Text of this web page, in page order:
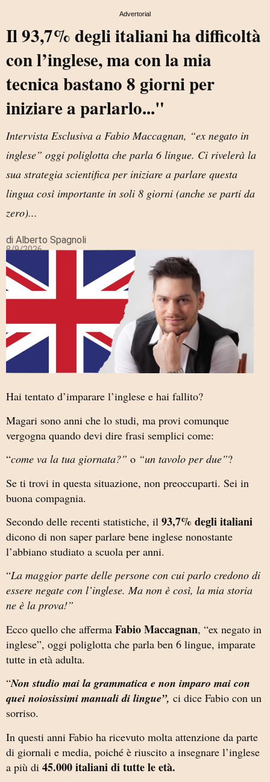
Advertorial
Il 93,7% degli italiani ha difficoltà
con l’inglese, ma con la mia
tecnica bastano 8 giorni per
iniziare a parlarlo..."
Intervista Esclusiva a Fabio Maccagnan, “ex negato in
inglese” oggi poliglotta che parla 6 lingue. Ci rivelerà la
sua strategia scientifica per iniziare a parlare questa
lingua così importante in soli 8 giorni (anche se parti da
zero)...
di Alberto Spagnoli
8/9/2026
Hai tentato d’imparare l’inglese e hai fallito?
Magari sono anni che lo studi, ma provi comunque
vergogna quando devi dire frasi semplici come:
“come va la tua giornata?” o “un tavolo per due”?
Se ti trovi in questa situazione, non preoccuparti. Sei in
buona compagnia.
Secondo delle recenti statistiche, il 93,7% degli italiani
dicono di non saper parlare bene inglese nonostante
l’abbiano studiato a scuola per anni.
“La maggior parte delle persone con cui parlo credono di
essere negate con l’inglese. Ma non è così, la mia storia
ne è la prova!”
Ecco quello che afferma Fabio Maccagnan, “ex negato in
inglese”, oggi poliglotta che parla ben 6 lingue, imparate
tutte in età adulta.
“Non studio mai la grammatica e non imparo mai con
quei noiosissimi manuali di lingue”, ci dice Fabio con un
sorriso.
In questi anni Fabio ha ricevuto molta attenzione da parte
di giornali e media, poiché è riuscito a insegnare l’inglese
a più di 45.000 italiani di tutte le età.